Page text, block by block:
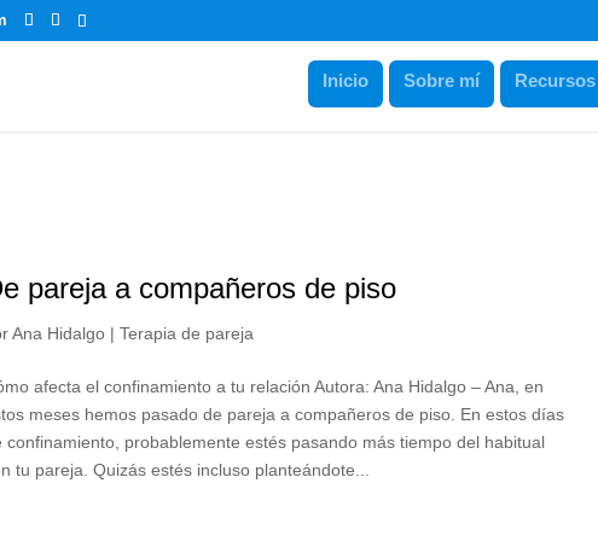
Inicio Sobre mí Recursos
pareja a compañeros de piso
Ana Hidalgo |Terapia de pareja
afecta el confinamiento a tu relación Autora: Ana Hidalgo – Ana, en
meses hemos pasado de pareja a compañeros de piso. En estos días
confinamiento, probablemente estés pasando más tiempo del habitual
tu pareja. Quizás estés incluso planteándote...